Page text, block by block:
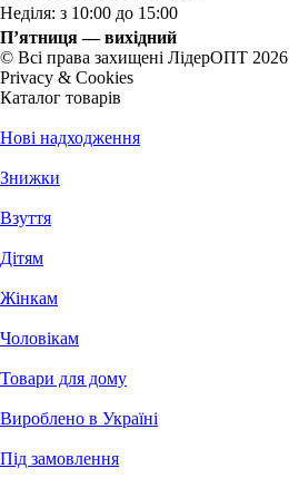
Неділя: з 10:00 до 15:00
П’ятниця — вихідний
© Всі права захищені ЛідерОПТ 2026
Privacy & Cookies
Каталог товарів
Нові надходження
Знижки
Взуття
Дітям
Жінкам
Чоловікам
Товари для дому
Вироблено в Україні
Під замовлення